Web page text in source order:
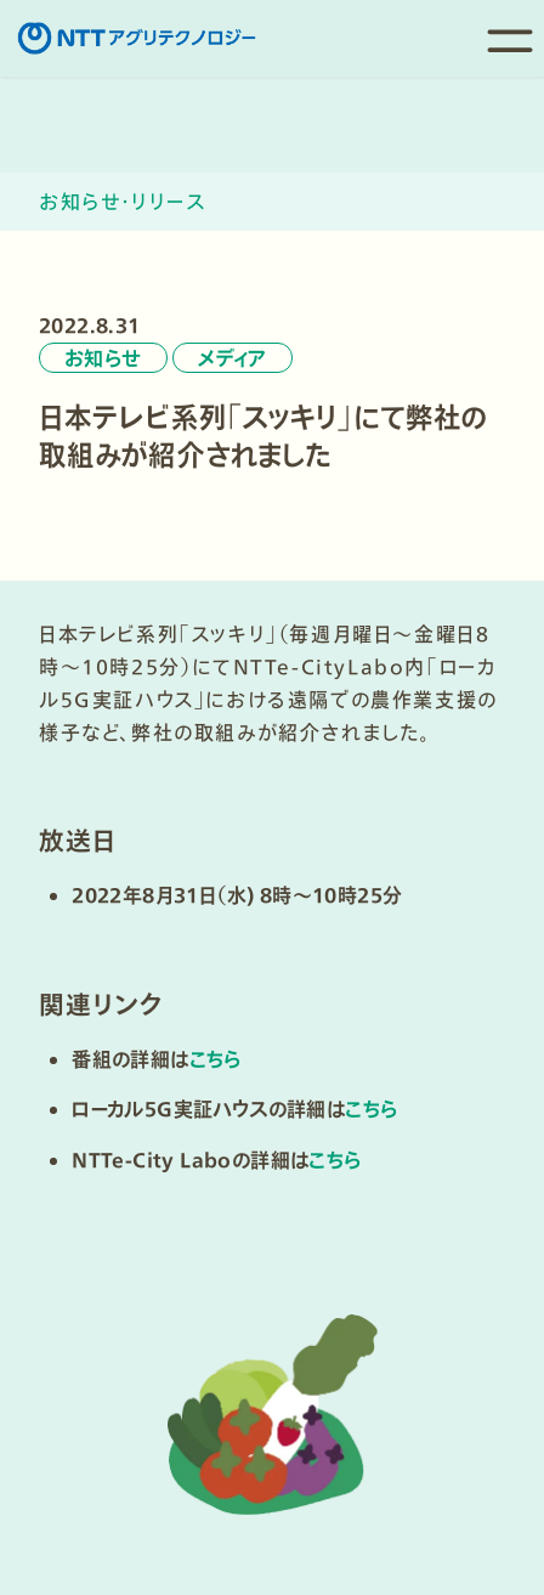
お知らせ・リリース
2022.8.31
お知らせ
メディア
日本テレビ系列「スッキリ」にて弊社の
取組みが紹介されました
日本テレビ系列「スッキリ」（毎週月曜日～金曜日8
時～10時25分）にてNTTe-CityLabo内「ローカ
ル５G実証ハウス」における遠隔での農作業支援の
様子など、弊社の取組みが紹介されました。
放送日
2022年8月31日（水) 8時～10時25分
関連リンク
番組の詳細はこちら
ローカル５G実証ハウスの詳細はこちら
NTTe-City Laboの詳細はこちら